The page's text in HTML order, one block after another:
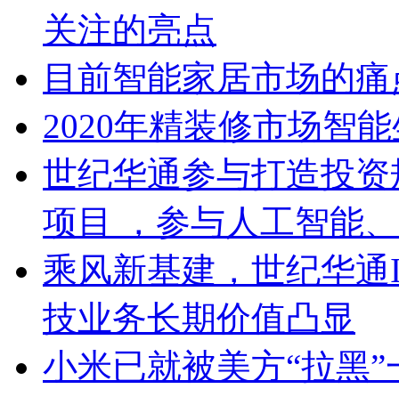
关注的亮点
目前智能家居市场的痛
2020年精装修市场智
世纪华通参与打造投
项目 ，参与人工智能
乘风新基建，世纪华
技业务长期价值凸显
小米已就被美方“拉黑